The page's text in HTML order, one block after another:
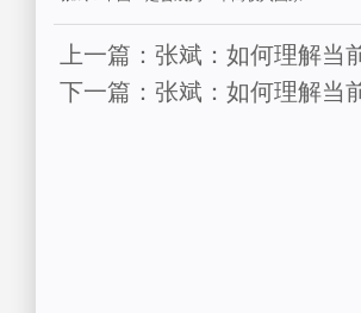
上一篇：张斌：如何理解
下一篇：张斌：如何理解当